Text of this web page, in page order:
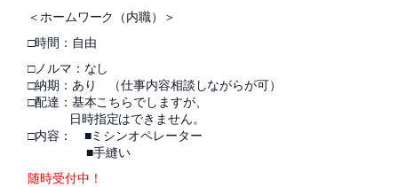
＜ホームワーク（内職）＞
□時間：自由
□ノルマ：なし
□納期：あり （仕事内容相談しながらが可）
□配達：基本こちらでしますが、
日時指定はできません。
□内容： ■ミシンオペレーター
■手縫い
随時受付中！